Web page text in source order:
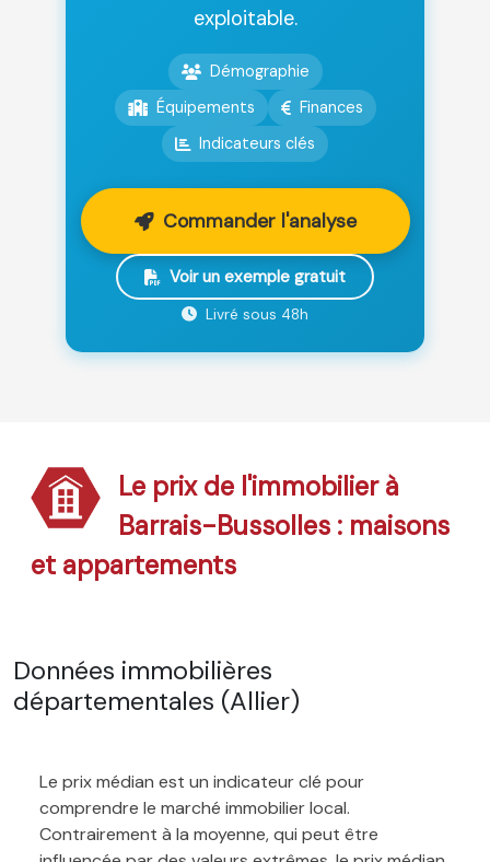
exploitable.
Démographie
Équipements
Finances
Indicateurs clés
Commander l'analyse
Voir un exemple gratuit
Livré sous 48h
Le prix de l'immobilier à
Barrais-Bussolles : maisons
et appartements
Données immobilières
départementales (Allier)
Le prix médian est un indicateur clé pour
comprendre le marché immobilier local.
Contrairement à la moyenne, qui peut être